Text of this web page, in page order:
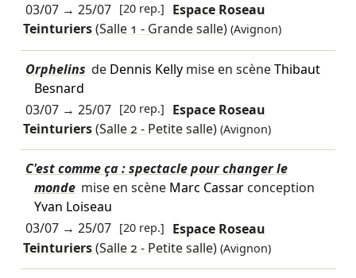
03/07→ 25/07 [20 rep.]
Espace Roseau
Teinturiers(Salle 1 - Grande salle) (Avignon)
Orphelins de Dennis Kellymise en scèneThibaut
Besnard
03/07→ 25/07 [20 rep.]
Espace Roseau
Teinturiers(Salle 2 - Petite salle) (Avignon)
C'est comme ça : spectacle pour changer le
monde mise en scène Marc Cassarconception
Yvan Loiseau
03/07→ 25/07 [20 rep.]
Espace Roseau
Teinturiers(Salle 2 - Petite salle) (Avignon)